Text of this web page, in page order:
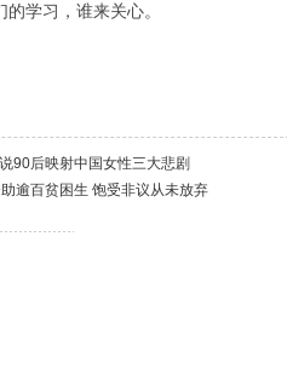
学习，谁来关心。
90后映射中国女性三大悲剧
逾百贫困生 饱受非议从未放弃